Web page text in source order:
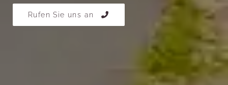
Rufen Sie uns an